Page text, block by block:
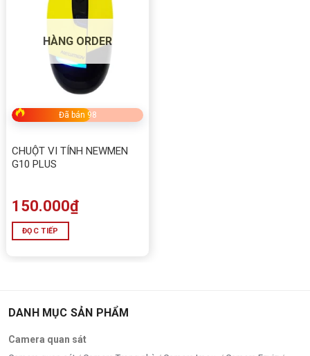
HÀNG ORDER
Đã bán 98
CHUỘT VI TÍNH NEWMEN
G10 PLUS
150.000₫
ĐỌC TIẾP
DANH MỤC SẢN PHẨM
Camera quan sát